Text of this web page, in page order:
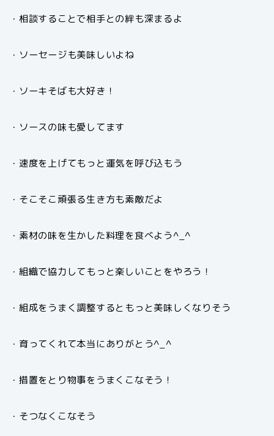
・相談することで相手との絆も深まるよ
・ソーセージも美味しいよね
・ソーキそばも大好き！
・ソースの味も愛してます
・速度を上げてもっと運気を呼び込もう
・そこそこ頑張る生き方も素敵だよ
・素材の味を生かした料理を食べよう^_^
・組織で協力してもっと楽しいことをやろう！
・組成をうまく調整するともっと美味しくなりそう
・育ってくれて本当にありがとう^_^
・措置をとり物事をうまくこなそう！
・そつなくこなそう